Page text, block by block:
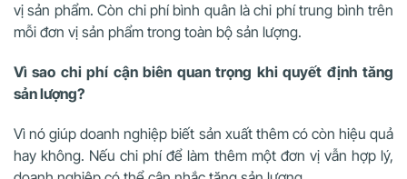
vị sản phẩm. Còn chi phí bình quân là chi phí trung bình trên
mỗi đơn vị sản phẩm trong toàn bộ sản lượng.
Vì sao chi phí cận biên quan trọng khi quyết định tăng
sản lượng?
Vì nó giúp doanh nghiệp biết sản xuất thêm có còn hiệu quả
hay không. Nếu chi phí để làm thêm một đơn vị vẫn hợp lý,